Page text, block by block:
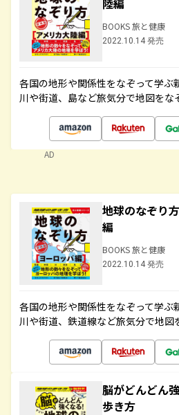
陸編
BOOKS 旅と健康
2022.10.14 発売
各国の地形や関係性をなぞって学ぶ
川や街道、島など旅気分で地図をな
AD
地球のなぞ
編
BOOKS 旅と健康
2022.10.14 発売
各国の地形や関係性をなぞって学ぶ
川や街道、鉄道線など旅気分で地図
脳がどんどん
歩き方